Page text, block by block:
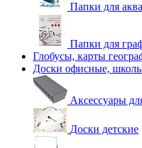
Папки для
Папки для
Глобусы, карты
Доски офисные,
Аксессуары
Доски детские